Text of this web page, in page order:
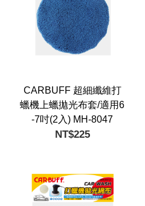
CARBUFF 超細纖維打
蠟機上蠟拋光布套/適用6
-7吋(2入) MH-8047
NT$225